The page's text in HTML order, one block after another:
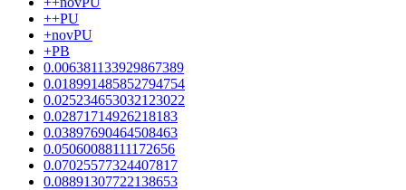
++PU
+novPU
+PB
0.006381133929867389
0.018991485852794754
0.025234653032123022
0.02871714926218183
0.03897690464508463
0.05060088111172656
0.07025577324407817
0.08891307722138653